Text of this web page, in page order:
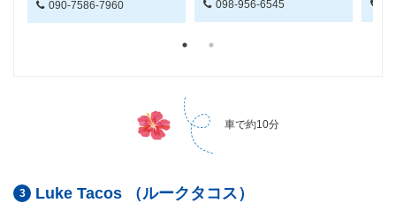
090-7586-7960 098-956-6545
車で約10分
Luke Tacos （ルークタコス）